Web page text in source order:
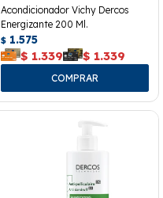
Acondicionador Vichy Dercos
Energizante 200 Ml.
$ 1.575
$ 1.339 $ 1.339